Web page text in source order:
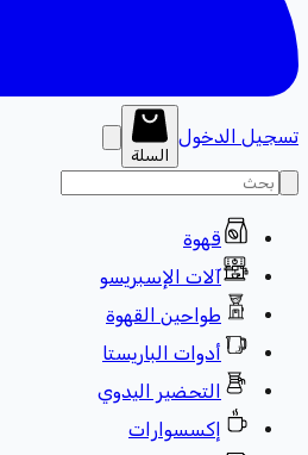
تسجيل الدخول
السلة
قهوة
آلات الإسبريسو
طواحين القهوة
أدوات الباريستا
التحضير اليدوي
إكسسوارات